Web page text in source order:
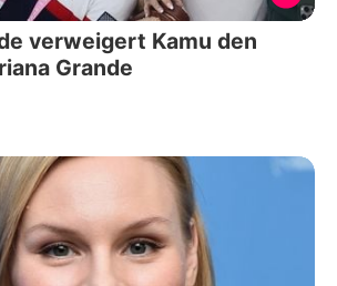
verweigert Kamu den
Grande